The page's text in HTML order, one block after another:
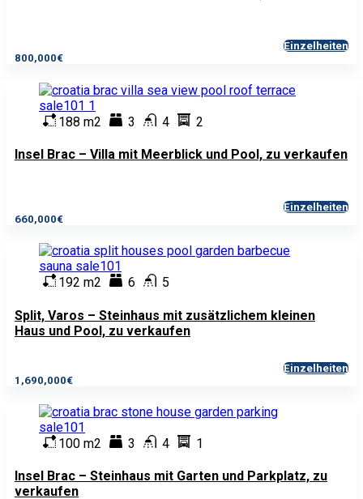
800,000€
Einzelheiten
188 m2 3 4 2
Insel Brac – Villa mit Meerblick und Pool, zu verkaufen
660,000€
Einzelheiten
192 m2 6 5
Split, Varos – Steinhaus mit zusätzlichem kleinen
Haus und Pool, zu verkaufen
1,690,000€
Einzelheiten
100 m2 3 4 1
Insel Brac – Steinhaus mit Garten und Parkplatz, zu
verkaufen